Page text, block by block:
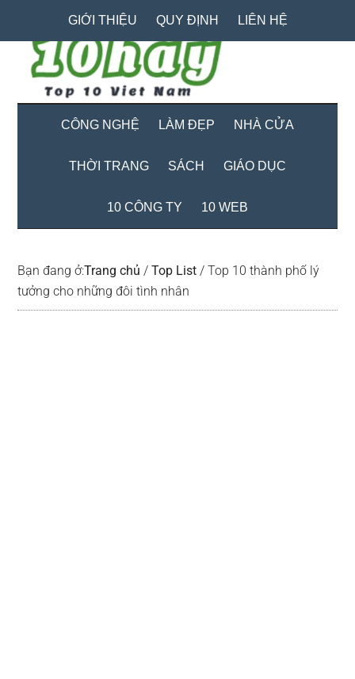
content
secondary
menu
primary
sidebar
GIỚI THIỆU QUY ĐỊNH LIÊN HỆ
CÔNG NGHỆ LÀM ĐẸP NHÀ CỬA
THỜI TRANG SÁCH GIÁO DỤC
10 CÔNG TY 10 WEB
Bạn đang ở:Trang chủ / Top List / Top 10 thành phố lý
tưởng cho những đôi tình nhân